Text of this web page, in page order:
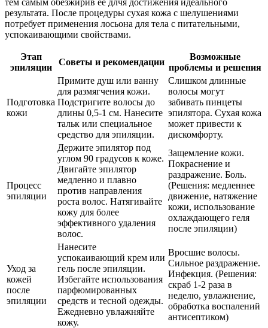
результата. После процедуры сухая кожа с шелушениями
потребует применения лосьона для тела с питательными,
успокаивающими свойствами.
Этап
эпиляции
Советы и рекомендации
Возможные
проблемы и решения
Подготовка
кожи
Примите душ или ванну
для размягчения кожи.
Подстригите волосы до
длины 0,5-1 см. Нанесите
тальк или специальное
средство для эпиляции.
Слишком длинные
волосы могут
забивать пинцеты
эпилятора. Сухая кожа
может привести к
дискомфорту.
Процесс
эпиляции
Держите эпилятор под
углом 90 градусов к коже.
Двигайте эпилятор
медленно и плавно
против направления
роста волос. Натягивайте
кожу для более
эффективного удаления
волос.
Защемление кожи.
Покраснение и
раздражение. Боль.
(Решения: медленнее
движение, натяжение
кожи, использование
охлаждающего геля
после эпиляции)
Уход за
кожей
после
эпиляции
Нанесите
успокаивающий крем или
гель после эпиляции.
Избегайте использования
парфюмированных
средств и тесной одежды.
Ежедневно увлажняйте
кожу.
Вросшие волосы.
Сильное раздражение.
Инфекция. (Решения:
скраб 1-2 раза в
неделю, увлажнение,
обработка воспалений
антисептиком)